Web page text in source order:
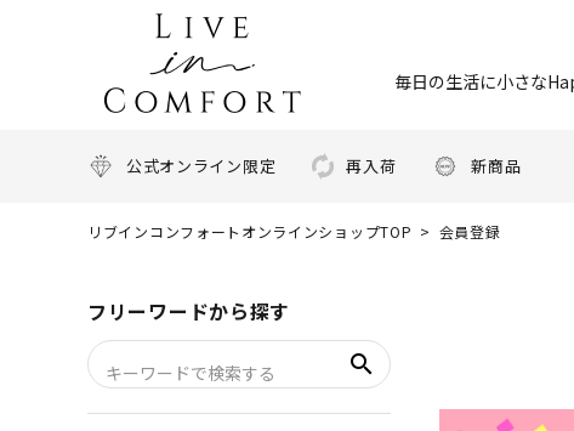
毎日の生活に小さな
公式オンライン限定 再入荷 新商品
リブインコンフォートオンラインショップTOP 会員登録
フリーワードから探す
search